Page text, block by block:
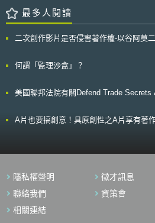
場智財攻防戰中除了以專利無效來解除侵權
效判決最終確定後，於加州中部聯邦地方法
平競爭訴訟。至於美國總統的覆審將僅只於
- Data protection impact assessment）、資
protection self-assessment toolkit）等。自
益：部份參與者正在克服與公部門進行歷史
同意：確保各方對於「同意」（Consent）
要在適當基礎上處理特殊類別資料。 資料分析（Data analytics）：以符合
中的風險，並檢查可能用於資料分析的資料
最多人閱讀
二次創作影片是否侵害著作權-以谷阿莫
何謂「監理沙盒」？
美國聯邦法院有關Defend Trade
A片也要搞創意！具原創性之A片享有著
隱私權聲明 徵才訊息
聯絡我們
資策會
相關連結